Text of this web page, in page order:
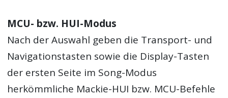
MCU- bzw. HUI-Modus
Nach der Auswahl geben die Transport- und
Navigationstasten sowie die Display-Tasten
der ersten Seite im Song-Modus
herkömmliche Mackie-HUI bzw. MCU-Befehle